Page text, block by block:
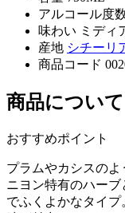
アルコール度
味わい ミディ
産地 シチーリ
商品コード
商品について
おすすめポイント
プラムやカシスの
ニヨン特有のハー
でふくよかなタイ